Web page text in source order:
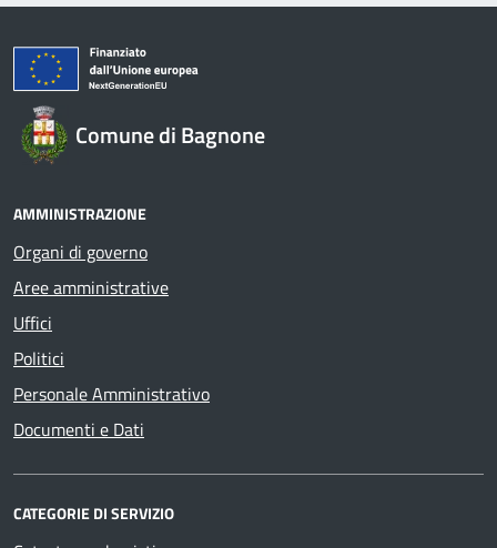
Comune di Bagnone
AMMINISTRAZIONE
Organi di governo
Aree amministrative
Uffici
Politici
Personale Amministrativo
Documenti e Dati
CATEGORIE DI SERVIZIO